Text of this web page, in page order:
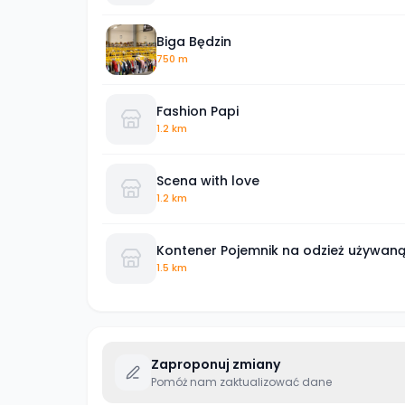
Biga Będzin
750 m
Fashion Papi
1.2 km
Scena with love
1.2 km
Kontener Pojemnik na odzież używaną
1.5 km
Zaproponuj zmiany
Pomóż nam zaktualizować dane